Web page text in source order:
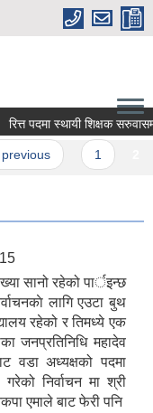
पदमा स्थायी शिक्षक
सानो रहेको पार्इन्छ
लागि एउटा बुथ
रहेको र तिमध्ये एक
जनप्रतिनिधि महादेव
वडा अध्यक्षको पदमा
निर्वाचन मा श्री
एमाले बाट फेरी पनि